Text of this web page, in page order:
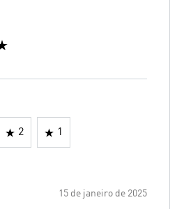
2 1
15 de janeiro de 2025